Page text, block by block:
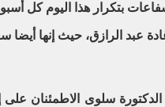
بتكرار هذا اليوم كل
عبد الرازق، حيث إنها أيضا
سلوى الاطمئنان على